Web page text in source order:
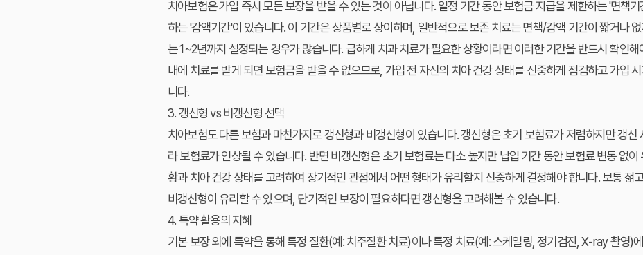
치아보험은 가입 즉시 모든 보장을 받을 수 있는 것이 아닙니다. 일정 기간 동안 보험금 지급을 제한하는 '면책
하는 '감액기간'이 있습니다. 이 기간은 상품별로 상이하며, 일반적으로 보존 치료는 면책/감액 기간이 짧거나
는 1~2년까지 설정되는 경우가 많습니다. 급하게 치과 치료가 필요한 상황이라면 이러한 기간을 반드시 확인해
내에 치료를 받게 되면 보험금을 받을 수 없으므로, 가입 전 자신의 치아 건강 상태를 신중하게 점검하고 가입
니다.
3. 갱신형 vs 비갱신형 선택
치아보험도 다른 보험과 마찬가지로 갱신형과 비갱신형이 있습니다. 갱신형은 초기 보험료가 저렴하지만 갱신
라 보험료가 인상될 수 있습니다. 반면 비갱신형은 초기 보험료는 다소 높지만 납입 기간 동안 보험료 변동 없
황과 치아 건강 상태를 고려하여 장기적인 관점에서 어떤 형태가 유리할지 신중하게 결정해야 합니다. 보통 젊
비갱신형이 유리할 수 있으며, 단기적인 보장이 필요하다면 갱신형을 고려해볼 수 있습니다.
4. 특약 활용의 지혜
기본 보장 외에 특약을 통해 특정 질환(예: 치주질환 치료)이나 특정 치료(예: 스케일링, 정기검진, X-ray 촬영)